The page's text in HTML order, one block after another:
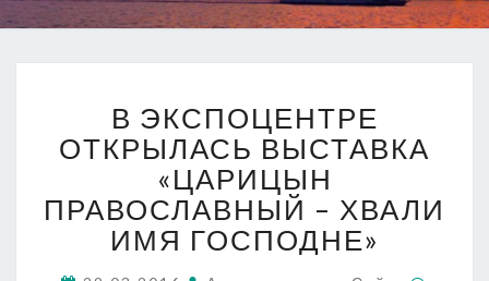
ЭКСПОЦЕНТРЕ
ОТКРЫЛАСЬ
ВЫСТАВКА
«ЦАРИЦЫН
ПРАВОСЛАВНЫЙ
–
ХВАЛИ
В ЭКСПОЦЕНТРЕ
ОТКРЫЛАСЬ ВЫСТАВКА
«ЦАРИЦЫН
ПРАВОСЛАВНЫЙ – ХВАЛИ
ИМЯ ГОСПОДНЕ»